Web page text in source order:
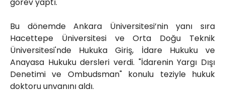
görev yaptı.
Bu dönemde Ankara Üniversitesi’nin yanı sıra
Hacettepe Üniversitesi ve Orta Doğu Teknik
Üniversitesi'nde Hukuka Giriş, İdare Hukuku ve
Anayasa Hukuku dersleri verdi. "İdarenin Yargı Dışı
Denetimi ve Ombudsman" konulu teziyle hukuk
doktoru unvanını aldı.